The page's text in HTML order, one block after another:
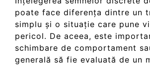
poate face diferența dintre un
simplu și o situație care pune
pericol. De aceea, este
schimbare de comportament
generală să fie evaluată de un